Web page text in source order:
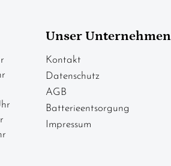
Unser Unternehmen
Kontakt
Datenschutz
AGB
Batterieentsorgung
Impressum